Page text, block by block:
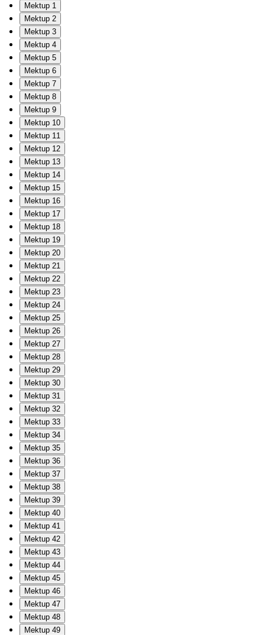
Mektup 1
Mektup 2
Mektup 3
Mektup 4
Mektup 5
Mektup 6
Mektup 7
Mektup 8
Mektup 9
Mektup 10
Mektup 11
Mektup 12
Mektup 13
Mektup 14
Mektup 15
Mektup 16
Mektup 17
Mektup 18
Mektup 19
Mektup 20
Mektup 21
Mektup 22
Mektup 23
Mektup 24
Mektup 25
Mektup 26
Mektup 27
Mektup 28
Mektup 29
Mektup 30
Mektup 31
Mektup 32
Mektup 33
Mektup 34
Mektup 35
Mektup 36
Mektup 37
Mektup 38
Mektup 39
Mektup 40
Mektup 41
Mektup 42
Mektup 43
Mektup 44
Mektup 45
Mektup 46
Mektup 47
Mektup 48
Mektup 49